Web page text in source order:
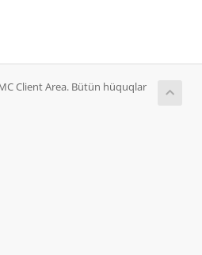
Client Area. Bütün hüquqlar